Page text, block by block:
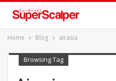
Home Blog airasia
Browsing Tag